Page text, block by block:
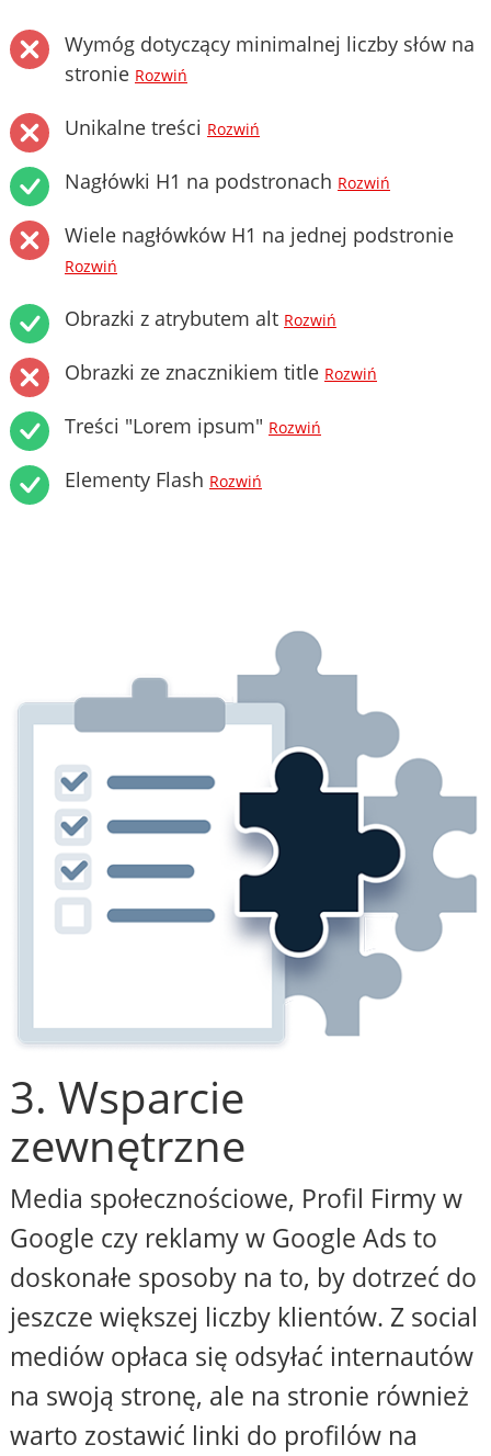
Wymóg dotyczący minimalnej liczby słów na
stronie Rozwiń
Unikalne treści Rozwiń
Nagłówki H1 na podstronach Rozwiń
Wiele nagłówków H1 na jednej podstronie
Rozwiń
Obrazki z atrybutem alt Rozwiń
Obrazki ze znacznikiem title Rozwiń
Treści "Lorem ipsum" Rozwiń
Elementy Flash Rozwiń
3. Wsparcie
zewnętrzne
Media społecznościowe, Profil Firmy w
Google czy reklamy w Google Ads to
doskonałe sposoby na to, by dotrzeć do
jeszcze większej liczby klientów. Z social
mediów opłaca się odsyłać internautów
na swoją stronę, ale na stronie również
warto zostawić linki do profilów na